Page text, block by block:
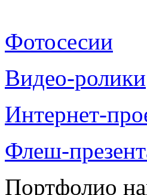
Фотосесии
Видео-ролики
Интернет-
Флеш-
Портфолио